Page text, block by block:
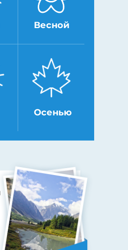
Весной
Осенью